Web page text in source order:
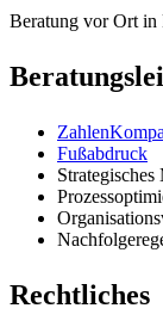
Beratung vor Ort in
Fußabdruck
Strategisches
Rechtliches